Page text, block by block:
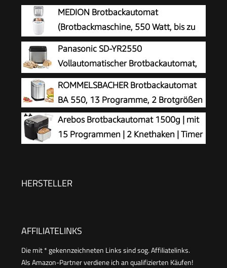
MEDION Brotbackautomat
(Brotbackmaschine, 550 Watt, bis zu
1000g, 19 Backprogramme, 3
Bräunungsgrade, Warmhaltefunktion,
Zeitvorwahl MD 11011)
Panasonic SD-YR2550
Vollautomatischer Brotbackautomat,
horizontales Design, Rosinen-
Nussverteiler und Hefespender, 31 automatische
Programme, zwei Temperatursensoren, 13-
Stunden-Zeitvorwahl, Silber
ROMMELSBACHER Brotbackautomat
BA 550, 13 Programme, 2 Brotgrößen
Arebos Brotbackautomat 1500g | mit
15 Programmen | 2 Knethaken | Timer
HERSTELLER
AFFILIATELINKS
Die mit * gekennzeichneten Links sind sog. Affiliatelinks.
Als Amazon-Partner verdiene ich an qualifizierten Käufen!